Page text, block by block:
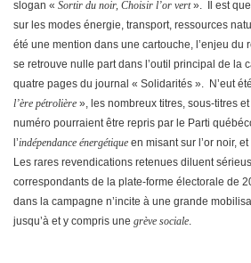
slogan « Sortir du noir, Choisir l’or vert». Il est
sur les modes énergie, transport, ressources
été une mention dans une cartouche, l’enjeu du
se retrouve nulle part dans l’outil principal de la
quatre pages du journal « Solidarités ». N’eut
l’ère pétrolière », les nombreux titres, sous-titres
numéro pourraient être repris par le Parti
l’indépendance énergétique en misant sur l’or noir,
Les rares revendications retenues diluent
correspondants de la plate-forme électorale de
dans la campagne n’incite à une grande
jusqu’à et y compris une grève sociale.